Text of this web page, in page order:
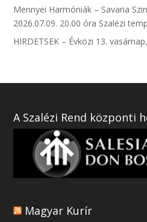
Mennyei Harmóniák – Savaria
2026.07.09. 20.00 óra Szalézi
HIRDETSEK – Évközi 13.
A Szalézi Rend központi
Magyar Kurír